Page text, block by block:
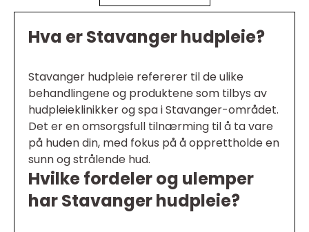
Hva er Stavanger hudpleie?
Stavanger hudpleie refererer til de ulike
behandlingene og produktene som tilbys av
hudpleieklinikker og spa i Stavanger-området.
Det er en omsorgsfull tilnærming til å ta vare
på huden din, med fokus på å opprettholde en
sunn og strålende hud.
Hvilke fordeler og ulemper
har Stavanger hudpleie?